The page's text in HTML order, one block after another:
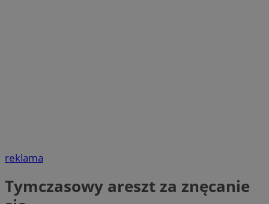
reklama
Tymczasowy areszt za znęcanie